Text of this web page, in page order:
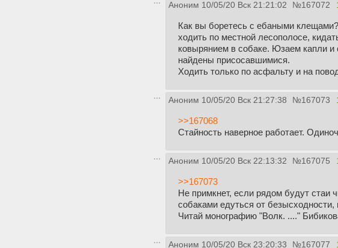
Аноним 10/05/20 Вск 21:21:02 №167072
Как вы боретесь с ебаными
ходить по местной лесополосе,
ковырянием в собаке. Юзаем капли и
найдены присосавшимися.
Ходить только по асфальту и на
Аноним 10/05/20 Вск 21:27:38 №167073
>>167068
Стайность наверное работает.
Аноним 10/05/20 Вск 22:13:32 №167075
>>167073
Не примкнет, если рядом будут стаи
собаками едуться от безысходности,
Читай монографию "Волк. ...."
Аноним 10/05/20 Вск 23:20:33 №167077